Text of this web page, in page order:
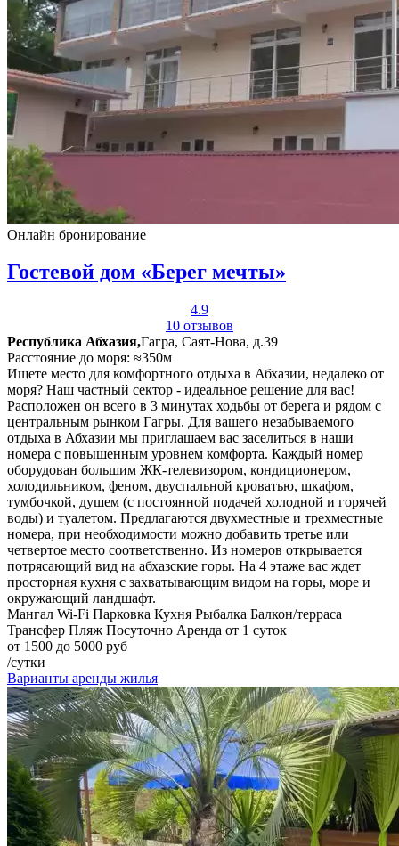
Онлайн бронирование
Гостевой дом «Берег мечты»
4.9
10 отзывов
Республика Абхазия,Гагра, Саят-Нова, д.39
Расстояние до моря: ≈350м
Ищете место для комфортного отдыха в Абхазии, недалеко от
моря? Наш частный сектор - идеальное решение для вас!
Расположен он всего в 3 минутах ходьбы от берега и рядом с
центральным рынком Гагры. Для вашего незабываемого
отдыха в Абхазии мы приглашаем вас заселиться в наши
номера с повышенным уровнем комфорта. Каждый номер
оборудован большим ЖК-телевизором, кондиционером,
холодильником, феном, двуспальной кроватью, шкафом,
тумбочкой, душем (с постоянной подачей холодной и горячей
воды) и туалетом. Предлагаются двухместные и трехместные
номера, при необходимости можно добавить третье или
четвертое место соответственно. Из номеров открывается
потрясающий вид на абхазские горы. На 4 этаже вас ждет
просторная кухня с захватывающим видом на горы, море и
окружающий ландшафт.
Мангал Wi-Fi Парковка Кухня Рыбалка Балкон/терраса
Трансфер Пляж Посуточно Аренда от 1 суток
от 1500 до 5000 руб
/сутки
Варианты аренды жилья